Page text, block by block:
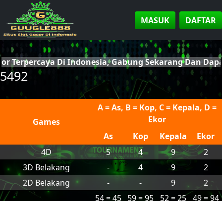
MASUK DAFTAR
Di Indonesia, Gabung Sekarang Dan
5492
Games
A = As, B = Kop, C = Kepala, D =
Ekor
As
Kop Kepala
Ekor
4D
5 4 9
2
3D Belakang
- 4 9
2
2D Belakang
- - 9 2
54 = 45 59 = 95 52 = 25
49 = 94